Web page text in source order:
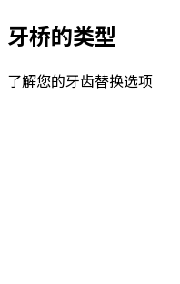
牙桥的类型
了解您的牙齿替换选项